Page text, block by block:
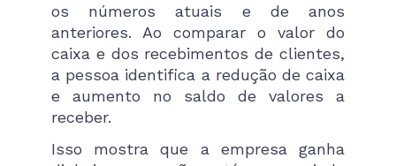
os números atuais e de anos
anteriores. Ao comparar o valor do
caixa e dos recebimentos de clientes,
a pessoa identifica a redução de caixa
e aumento no saldo de valores a
receber.
Isso mostra que a empresa ganha